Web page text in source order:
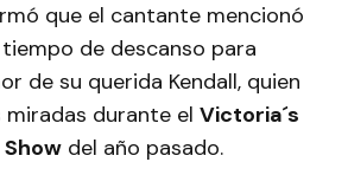
que el cantante mencionó
de descanso para
de su querida Kendall, quien
durante el Victoria´s
del año pasado.